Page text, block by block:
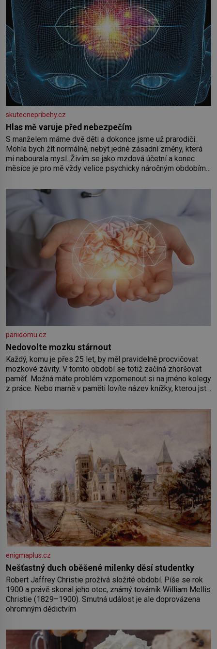
skutecnepribehy.cz
Hlas mě varuje před nebezpečím
S manželem máme dvě děti a dokonce jsme už prarodiči.
Mohla bych žít normálně, nebýt jedné zásadní změny, která
mi nabourala mysl. Živím se jako mzdová účetní a konec
měsíce je pro mě vždy velice psychicky náročným obdobím.
o pomoc, co se hlídání týče. Dalo by se
panidomu.cz
Nedovolte mozku stárnout
Každý, komu je přes 25 let, by měl pravidelně procvičovat
mozkové závity. V tomto období se totiž začíná zhoršovat
paměť. Možná máte problém vzpomenout si na jméno kolegy
z práce. Nebo marně v paměti lovíte název knížky, kterou jste
paměť rozhodla stávkovat. Cvičte
enigmaplus.cz
Nešťastný duch oběšené milenky děsí studentky
Robert Jaffrey Christie prožívá složité období. Píše se rok
1900 a právě skonal jeho otec, známý továrník William Mellis
Christie (1829–1900). Smutná událost je ale doprovázena
ohromným dědictvím